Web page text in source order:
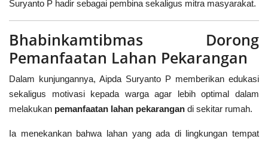
Suryanto P hadir sebagai pembina sekaligus mitra masyarakat.
Bhabinkamtibmas Dorong
Pemanfaatan Lahan Pekarangan
Dalam kunjungannya, Aipda Suryanto P memberikan edukasi
sekaligus motivasi kepada warga agar lebih optimal dalam
melakukan pemanfaatan lahan pekarangan di sekitar rumah.
Ia menekankan bahwa lahan yang ada di lingkungan tempat